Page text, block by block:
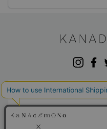
お問い合わせ